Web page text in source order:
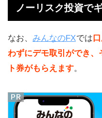
ノーリスク投資で
なお、 みんなのFXでは
わずにデモ取引ができ
ト券がもらえます。